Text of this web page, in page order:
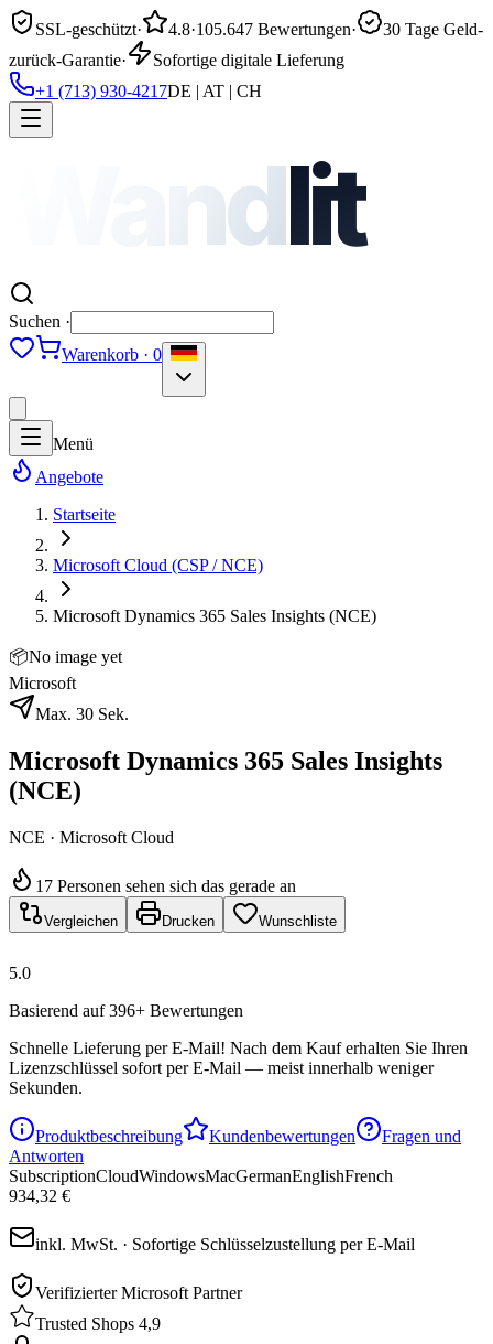
SSL-geschützt· 4.8·105.647 Bewertungen·
30 Tage Geld-
zurück-Garantie·
Sofortige digitale Lieferung
+1 (713) 930-4217DE | AT | CH
Wandlit
Suchen ·
Warenkorb · 0
Menü
Angebote
Startseite
Microsoft Cloud (CSP / NCE)
Microsoft Dynamics 365 Sales Insights (NCE)
📦No image yet
Microsoft
Max. 30 Sek.
Microsoft Dynamics 365 Sales Insights
(NCE)
NCE · Microsoft Cloud
17 Personen sehen sich das gerade an
Vergleichen Drucken Wunschliste
5.0
Basierend auf 396+ Bewertungen
Schnelle Lieferung per E-Mail! Nach dem Kauf erhalten Sie Ihren
Lizenzschlüssel sofort per E-Mail — meist innerhalb weniger
Sekunden.
Produktbeschreibung Kundenbewertungen
Fragen und
Antworten
SubscriptionCloudWindowsMacGermanEnglishFrench
934,32 €
inkl. MwSt. · Sofortige Schlüsselzustellung per E-Mail
Verifizierter Microsoft Partner
Trusted Shops 4,9